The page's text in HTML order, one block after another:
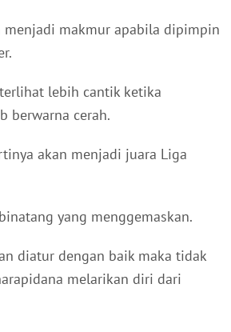
menjadi makmur apabila dipimpin
lebih cantik ketika
berwarna cerah.
akan menjadi juara Liga
yang menggemaskan.
diatur dengan baik maka tidak
melarikan diri dari